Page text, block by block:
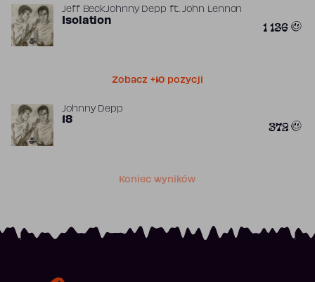
Jeff BeckJohnny Depp ft.John Lennon
Isolation 1 136
Zobacz +10 pozycji
Johnny Depp
18 372
Koniec wyników